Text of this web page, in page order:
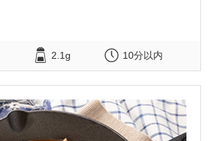
2.1g 10分以内